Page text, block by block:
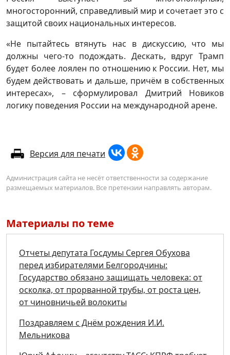
многосторонний, справедливый мир и сочетает это с
защитой своих национальных интересов.
«Не пытайтесь втянуть нас в дискуссию, что мы
должны чего-то подождать. Дескать, вдруг Трамп
будет более лоялен по отношению к России. Нет, мы
будем действовать и дальше, причём в собственных
интересах», – сформулировал Дмитрий Новиков
логику поведения России на международной арене.
Версия для печати
Администрация сайта не несёт ответственности за содержание
размещаемых материалов. Все претензии направлять авторам.
Материалы по теме
Отчеты депутата Госдумы Сергея Обухова
перед избирателями Белгородчины:
Государство обязано защищать человека: от
осколка, от прорванной трубы, от роста цен,
от чиновничьей волокиты
Поздравляем с Днём рождения И.И.
Мельникова